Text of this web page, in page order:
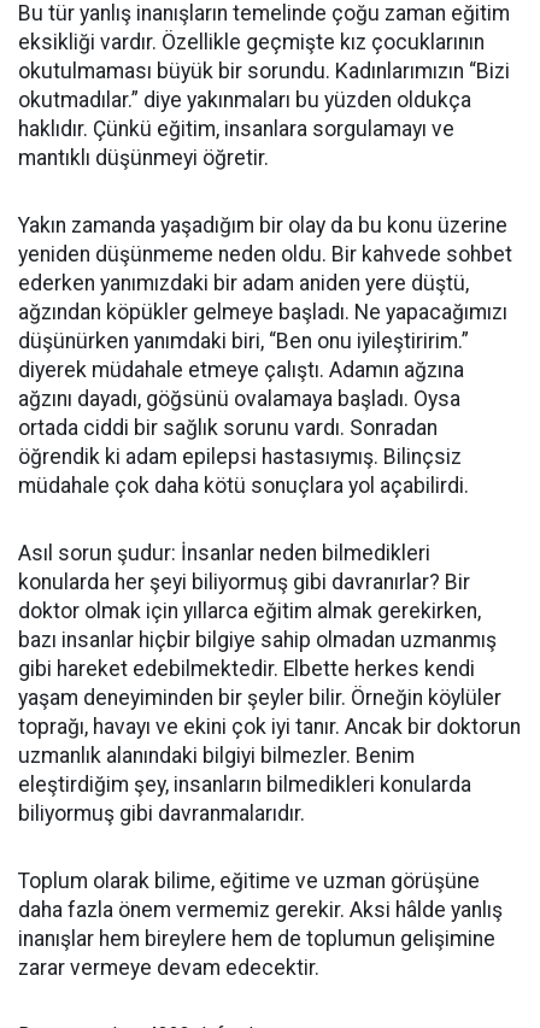
Bu tür yanlış inanışların temelinde çoğu zaman eğitim
eksikliği vardır. Özellikle geçmişte kız çocuklarının
okutulmaması büyük bir sorundu. Kadınlarımızın “Bizi
okutmadılar.” diye yakınmaları bu yüzden oldukça
haklıdır. Çünkü eğitim, insanlara sorgulamayı ve
mantıklı düşünmeyi öğretir.
Yakın zamanda yaşadığım bir olay da bu konu üzerine
yeniden düşünmeme neden oldu. Bir kahvede sohbet
ederken yanımızdaki bir adam aniden yere düştü,
ağzından köpükler gelmeye başladı. Ne yapacağımızı
düşünürken yanımdaki biri, “Ben onu iyileştiririm.”
diyerek müdahale etmeye çalıştı. Adamın ağzına
ağzını dayadı, göğsünü ovalamaya başladı. Oysa
ortada ciddi bir sağlık sorunu vardı. Sonradan
öğrendik ki adam epilepsi hastasıymış. Bilinçsiz
müdahale çok daha kötü sonuçlara yol açabilirdi.
Asıl sorun şudur: İnsanlar neden bilmedikleri
konularda her şeyi biliyormuş gibi davranırlar? Bir
doktor olmak için yıllarca eğitim almak gerekirken,
bazı insanlar hiçbir bilgiye sahip olmadan uzmanmış
gibi hareket edebilmektedir. Elbette herkes kendi
yaşam deneyiminden bir şeyler bilir. Örneğin köylüler
toprağı, havayı ve ekini çok iyi tanır. Ancak bir doktorun
uzmanlık alanındaki bilgiyi bilmezler. Benim
eleştirdiğim şey, insanların bilmedikleri konularda
biliyormuş gibi davranmalarıdır.
Toplum olarak bilime, eğitime ve uzman görüşüne
daha fazla önem vermemiz gerekir. Aksi hâlde yanlış
inanışlar hem bireylere hem de toplumun gelişimine
zarar vermeye devam edecektir.